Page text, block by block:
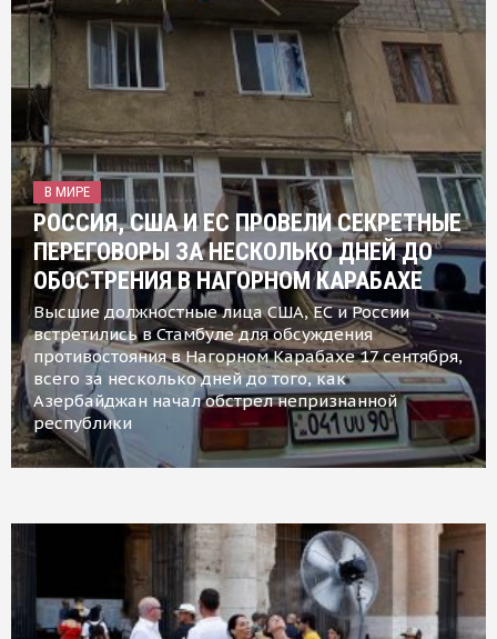
В МИРЕ
РОССИЯ, США И ЕС ПРОВЕЛИ СЕКРЕТНЫЕ
ПЕРЕГОВОРЫ ЗА НЕСКОЛЬКО ДНЕЙ ДО
ОБОСТРЕНИЯ В НАГОРНОМ КАРАБАХЕ
Высшие должностные лица США, ЕС и России
встретились в Стамбуле для обсуждения
противостояния в Нагорном Карабахе 17 сентября,
всего за несколько дней до того, как
Азербайджан начал обстрел непризнанной
республики